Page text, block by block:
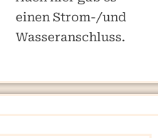
Wasseranschluss.